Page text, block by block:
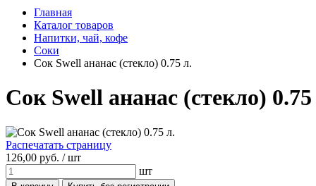
Главная
Каталог товаров
Напитки, чай, кофе
Соки
Сок Swell ананас (стекло) 0.75 л.
Сок Swell ананас (стекло)
Распечатать страницу
126,00 руб. /шт
шт